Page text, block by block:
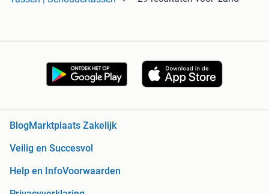
BlogMarktplaats Zakelijk
Veilig en Succesvol
Help en InfoVoorwaarden